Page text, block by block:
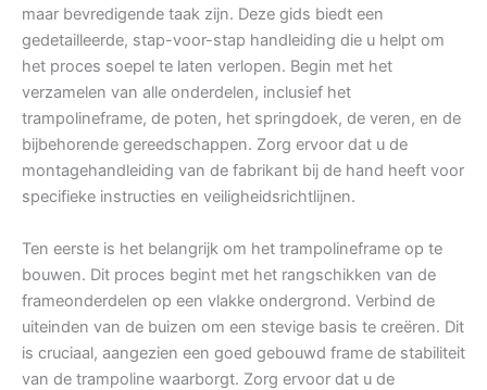
maar bevredigende taak zijn. Deze gids biedt een
gedetailleerde, stap-voor-stap handleiding die u helpt om
het proces soepel te laten verlopen. Begin met het
verzamelen van alle onderdelen, inclusief het
trampolineframe, de poten, het springdoek, de veren, en de
bijbehorende gereedschappen. Zorg ervoor dat u de
montagehandleiding van de fabrikant bij de hand heeft voor
specifieke instructies en veiligheidsrichtlijnen.
Ten eerste is het belangrijk om het trampolineframe op te
bouwen. Dit proces begint met het rangschikken van de
frameonderdelen op een vlakke ondergrond. Verbind de
uiteinden van de buizen om een stevige basis te creëren. Dit
is cruciaal, aangezien een goed gebouwd frame de stabiliteit
van de trampoline waarborgt. Zorg ervoor dat u de